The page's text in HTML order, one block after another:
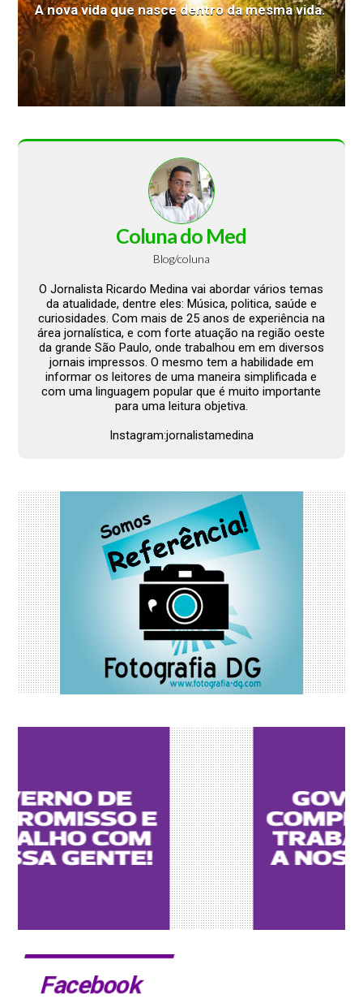
A nova vida que nasce dentro da mesma vida.
Coluna do Med
Blog/coluna
O Jornalista Ricardo Medina vai abordar vários temas
da atualidade, dentre eles: Música, politica, saúde e
curiosidades. Com mais de 25 anos de experiência na
área jornalística, e com forte atuação na região oeste
da grande São Paulo, onde trabalhou em em diversos
jornais impressos. O mesmo tem a habilidade em
informar os leitores de uma maneira simplificada e
com uma linguagem popular que é muito importante
para uma leitura objetiva.
Instagram:jornalistamedina
Facebook